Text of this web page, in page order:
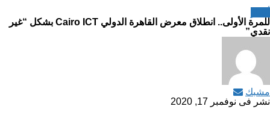
للمرة الأولى.. انطلاق معرض القاهرة الدولي Cairo ICT بشكل “غير
نقدي”
مشبك
نشر فى نوفمبر 17, 2020